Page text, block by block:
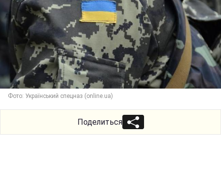
Фото: Український спецназ (online.ua)
Поделиться